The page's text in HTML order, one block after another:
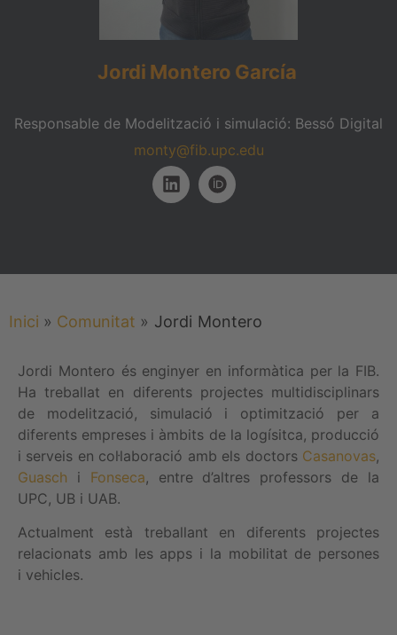
Jordi Montero García
Responsable de Modelització i simulació: Bessó Digital
monty@fib.upc.edu
Inici » Comunitat » Jordi Montero
Jordi Montero és enginyer en informàtica per la FIB.
Ha treballat en diferents projectes multidisciplinars
de modelització, simulació i optimització per a
diferents empreses i àmbits de la logísitca, producció
i serveis en col·laboració amb els doctorsCasanovas,
Guasch i Fonseca, entre d’altres professors de la
UPC, UB i UAB.
Actualment està treballant en diferents projectes
relacionats amb les apps i la mobilitat de persones
i vehicles.